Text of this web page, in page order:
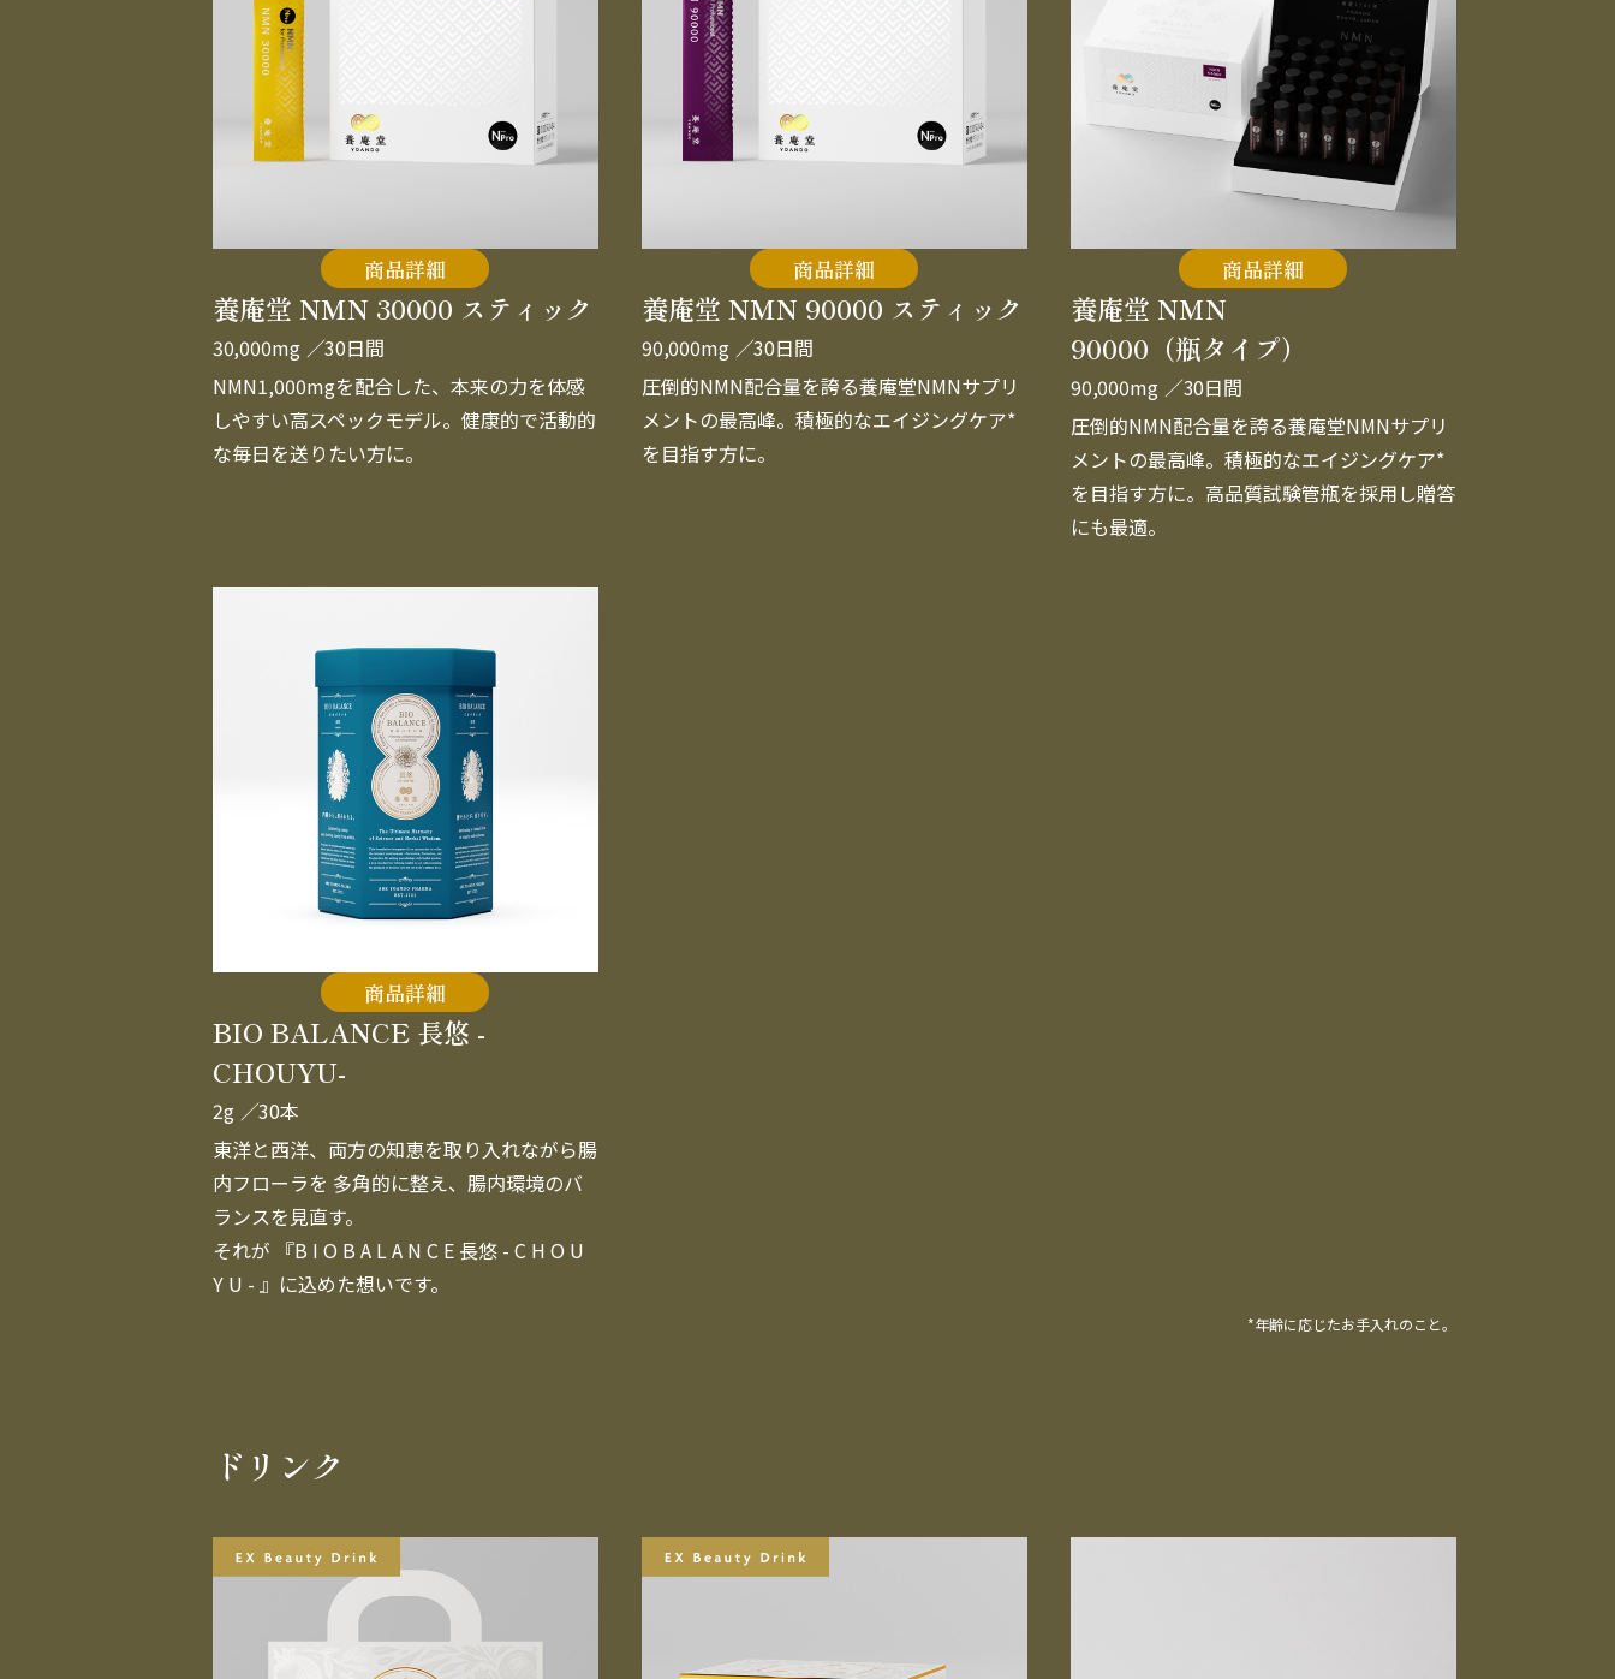
商品詳細
養庵堂 NMN 30000 スティック
30,000mg ／30日間
NMN1,000mgを配合した、本来の力を体感
しやすい高スペックモデル。健康的で活動的
な毎日を送りたい方に。
商品詳細
養庵堂 NMN 90000 スティック
90,000mg ／30日間
圧倒的NMN配合量を誇る養庵堂NMNサプリ
メントの最高峰。積極的なエイジングケア*
を目指す方に。
商品詳細
養庵堂 NMN
90000（瓶タイプ）
90,000mg ／30日間
圧倒的NMN配合量を誇る養庵堂NMNサプリ
メントの最高峰。積極的なエイジングケア*
を目指す方に。高品質試験管瓶を採用し贈答
にも最適。
商品詳細
BIO BALANCE 長悠 -
CHOUYU-
2g ／30本
東洋と西洋、両方の知恵を取り入れながら腸
内フローラを 多角的に整え、腸内環境のバ
ランスを見直す。
それが 『B I O B A L A N C E 長悠 - C H O U
Y U - 』に込めた想いです。
*年齢に応じたお手入れのこと。
ドリンク